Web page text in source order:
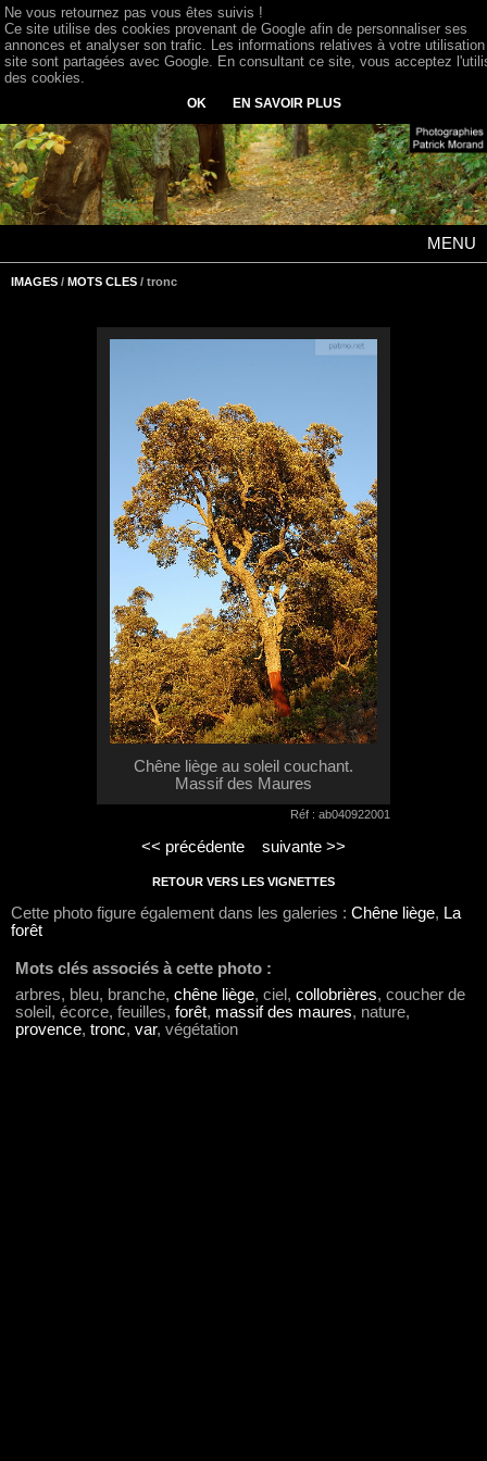
MENU
IMAGES / MOTS CLES / tronc
Chêne liège au soleil couchant.
Massif des Maures
Réf : ab040922001
<< précédente suivante >>
RETOUR VERS LES VIGNETTES
Cette photo figure également dans les galeries : Chêne liège, La
forêt
Mots clés associés à cette photo :
arbres, bleu, branche, chêne liège, ciel, collobrières, coucher de
soleil, écorce, feuilles, forêt, massif des maures, nature,
provence, tronc, var, végétation
Ne vous retournez pas vous êtes suivis !
Ce site utilise des cookies provenant de Google afin de personnaliser ses
annonces et analyser son trafic. Les informations relatives à votre
site sont partagées avec Google. En consultant ce site, vous acceptez
des cookies.
OK EN SAVOIR PLUS